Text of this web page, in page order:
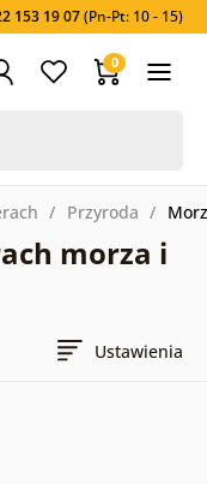
153 19 07(Pn-Pt: 10 - 15)
0
Przyroda
morza i
Ustawienia